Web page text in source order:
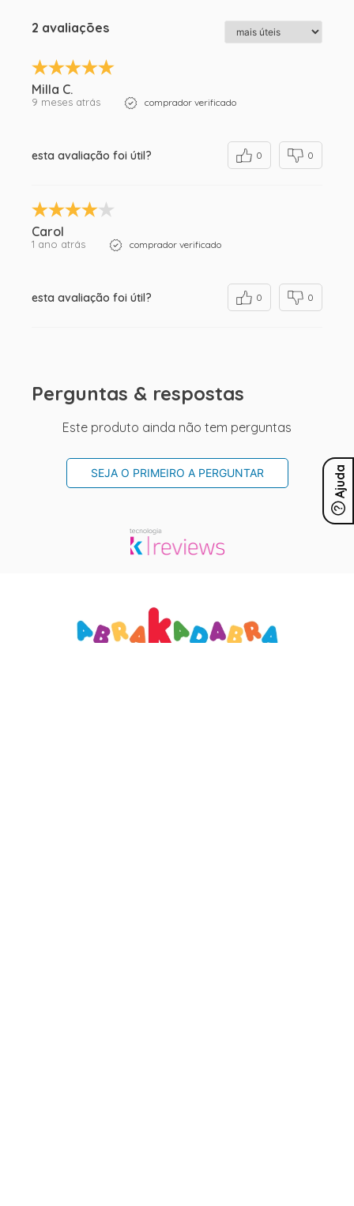
2 avaliações
Milla C.
9 meses atrás comprador verificado
esta avaliação foi útil? 0 0
Carol
1 ano atrás comprador verificado
esta avaliação foi útil? 0 0
Perguntas & respostas
Este produto ainda não tem perguntas
SEJA O PRIMEIRO A PERGUNTAR Ajuda